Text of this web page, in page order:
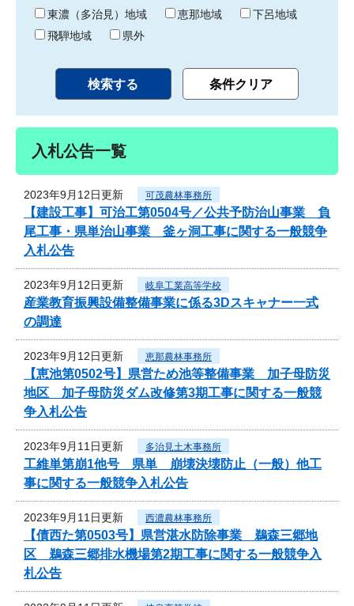
東濃（多治見）地域
恵那地域
下呂地域
飛騨地域
県外
入札公告一覧
2023年9月12日更新 可茂農林事務所
【建設工事】可治工第0504号／公共予防治山事業 負
尾工事・県単治山事業 釜ヶ洞工事に関する一般競争
入札公告
2023年9月12日更新 岐阜工業高等学校
産業教育振興設備整備事業に係る3Dスキャナー一式
の調達
2023年9月12日更新 恵那農林事務所
【恵池第0502号】県営ため池等整備事業 加子母防災
地区 加子母防災ダム改修第3期工事に関する一般競
争入札公告
2023年9月11日更新 多治見土木事務所
工維単第崩1他号 県単 崩壊決壊防止（一般）他工
事に関する一般競争入札公告
2023年9月11日更新 西濃農林事務所
【債西た第0503号】県営湛水防除事業 鵜森三郷地
区 鵜森三郷排水機場第2期工事に関する一般競争入
札公告